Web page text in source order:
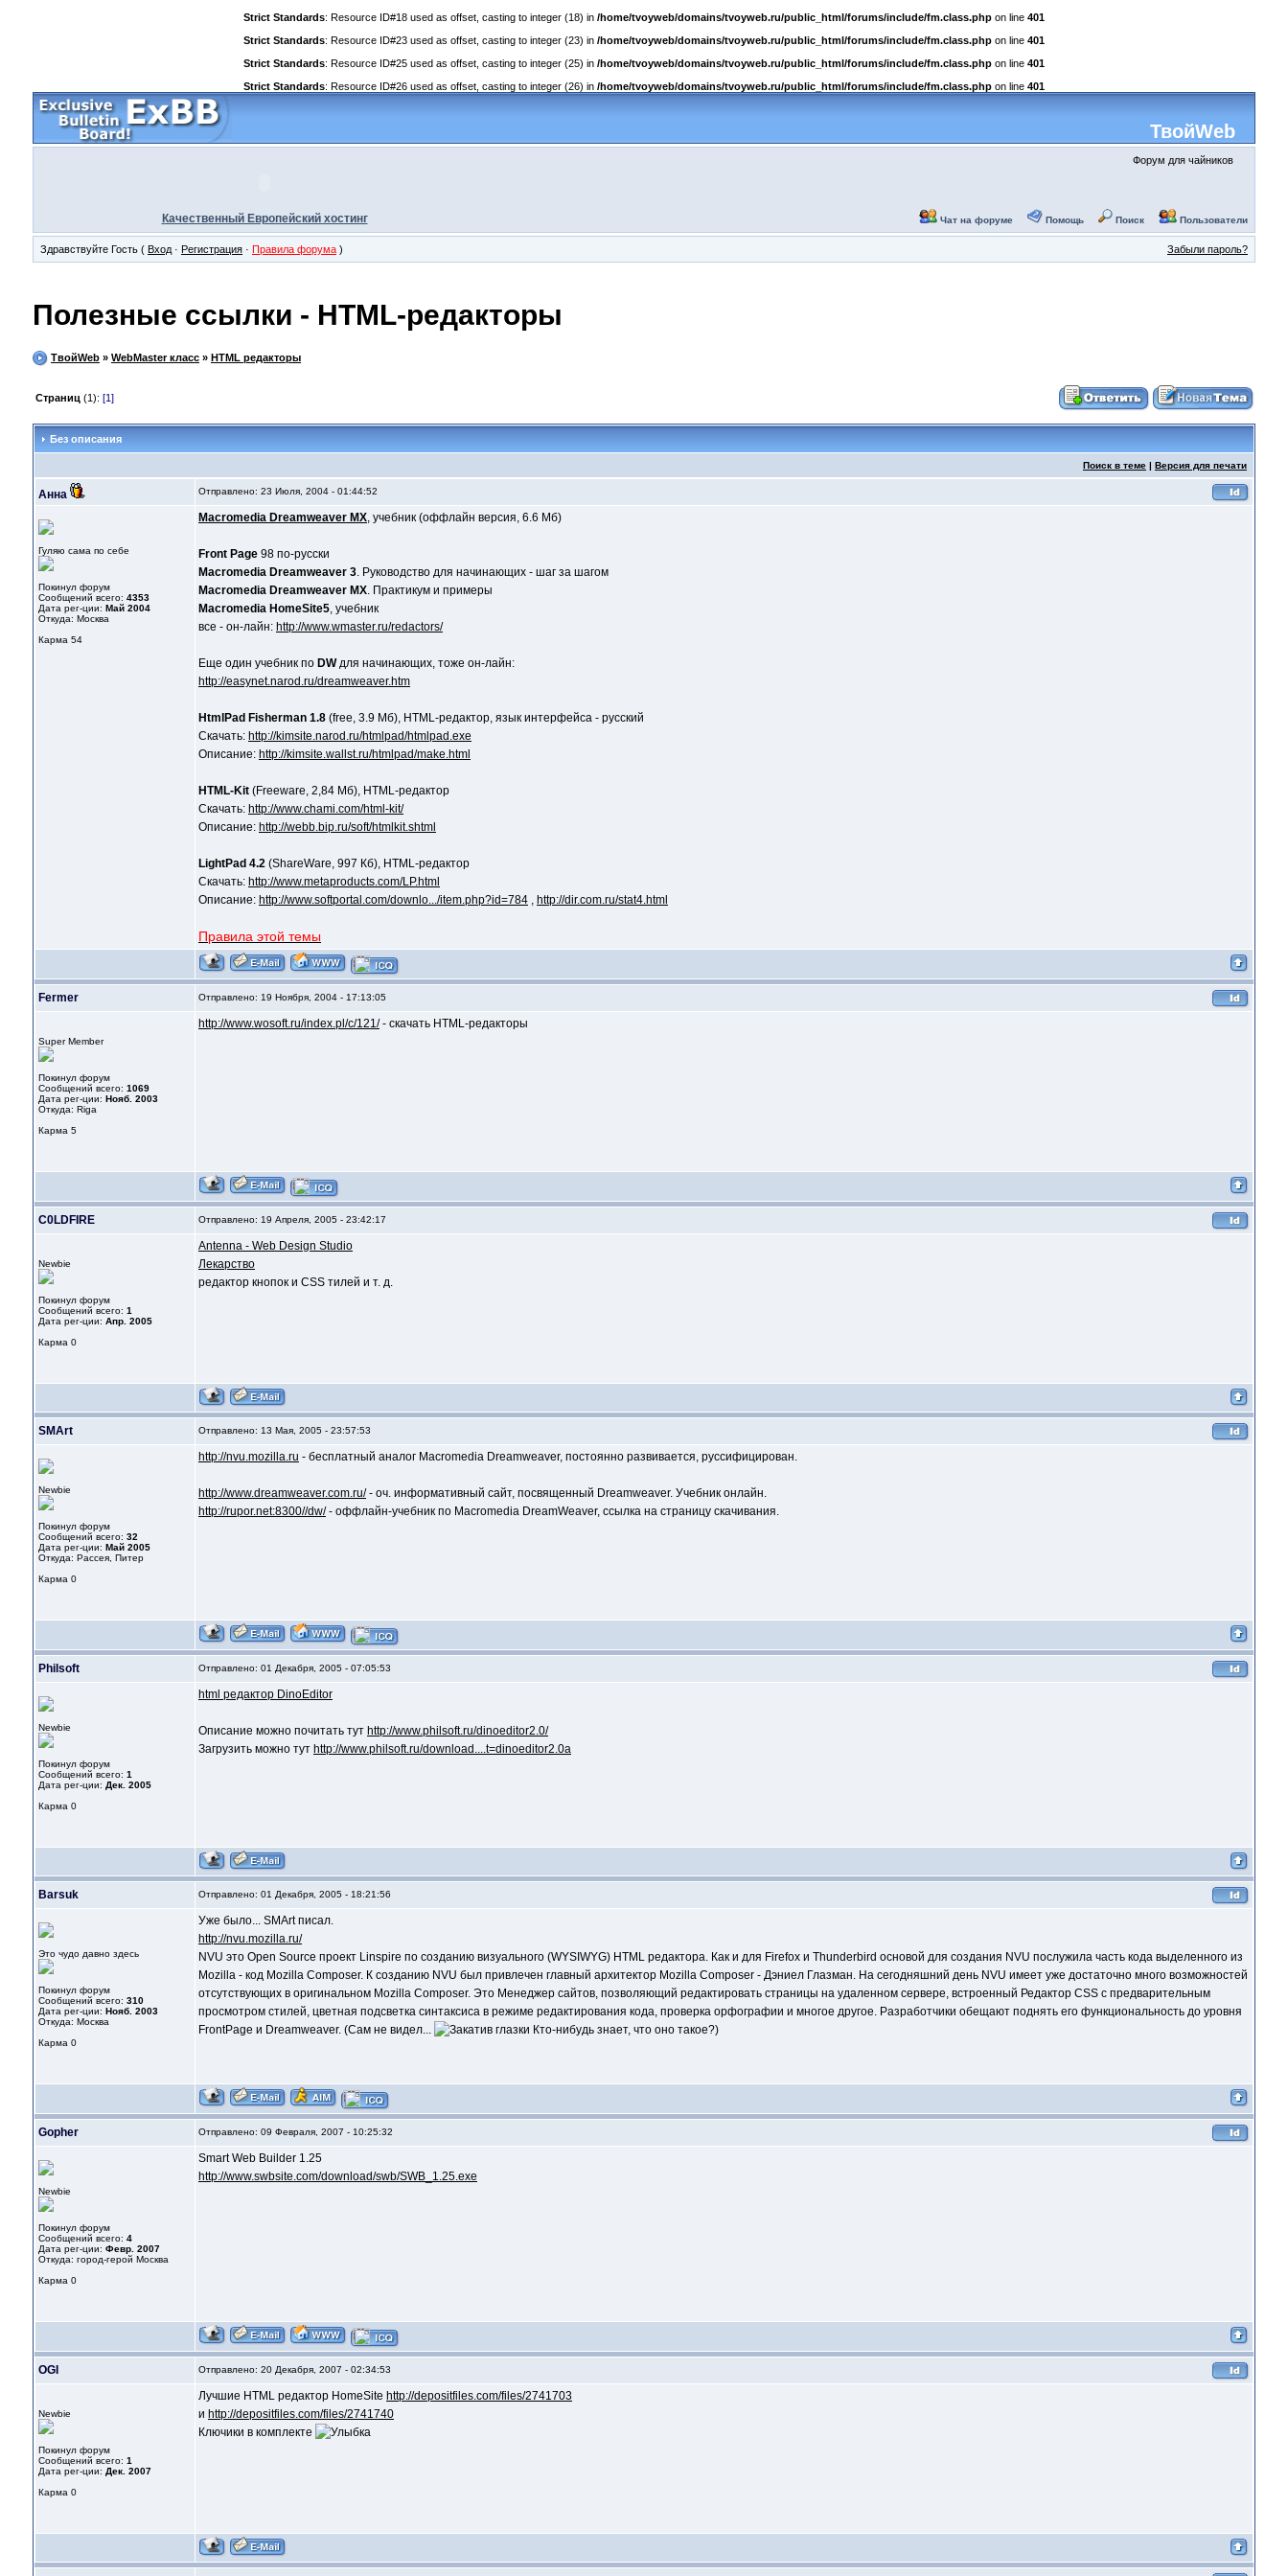
Strict Standards: Resource ID#18 used as offset, casting to integer (18) in /home/tvoyweb/domains/tvoyweb.ru/public_html/forums/include/fm.class.php on line 401
Strict Standards: Resource ID#23 used as offset, casting to integer (23) in /home/tvoyweb/domains/tvoyweb.ru/public_html/forums/include/fm.class.php on line 401
Strict Standards: Resource ID#25 used as offset, casting to integer (25) in /home/tvoyweb/domains/tvoyweb.ru/public_html/forums/include/fm.class.php on line 401
Strict Standards: Resource ID#26 used as offset, casting to integer (26) in /home/tvoyweb/domains/tvoyweb.ru/public_html/forums/include/fm.class.php on line 401
ТвойWeb
Качественный Европейский хостинг
Форум для чайников
Чат на форуме Помощь Поиск Пользователи
Здравствуйте Гость ( Вход · Регистрация · Правила форума ) Забыли пароль?
Полезные ссылки - HTML-редакторы
ТвойWeb » WebMaster класс » HTML редакторы
Страниц (1): [1]
Без описания
Поиск в теме | Версия для печати
Анна Отправлено: 23 Июля, 2004 - 01:44:52
Гуляю сама по себе
Покинул форум
Сообщений всего: 4353
Дата рег-ции: Май 2004
Откуда: Москва
Карма 54
Macromedia Dreamweaver MX, учебник (оффлайн версия, 6.6 Мб)
Front Page 98 по-русски
Macromedia Dreamweaver 3. Руководство для начинающих - шаг за шагом
Macromedia Dreamweaver MX. Практикум и примеры
Macromedia HomeSite5, учебник
все - он-лайн: http://www.wmaster.ru/redactors/
Еще один учебник по DWдля начинающих, тоже он-лайн:
http://easynet.narod.ru/dreamweaver.htm
HtmlPad Fisherman 1.8 (free, 3.9 Мб), HTML-редактор, язык интерфейса - русский
Скачать: http://kimsite.narod.ru/htmlpad/htmlpad.exe
Описание: http://kimsite.wallst.ru/htmlpad/make.html
HTML-Kit (Freeware, 2,84 Мб), HTML-редактор
Скачать: http://www.chami.com/html-kit/
Описание: http://webb.bip.ru/soft/htmlkit.shtml
LightPad 4.2 (ShareWare, 997 Кб), HTML-редактор
Скачать: http://www.metaproducts.com/LP.html
Описание: http://www.softportal.com/downlo.../item.php?id=784 , http://dir.com.ru/stat4.html
Правила этой темы
Fermer Отправлено: 19 Ноября, 2004 - 17:13:05
Super Member
Покинул форум
Сообщений всего: 1069
Дата рег-ции: Нояб. 2003
Откуда: Riga
Карма 5
http://www.wosoft.ru/index.pl/c/121/- скачать HTML-редакторы
C0LDFIRE Отправлено: 19 Апреля, 2005 - 23:42:17
Newbie
Покинул форум
Сообщений всего: 1
Дата рег-ции: Апр. 2005
Карма 0
Antenna - Web Design Studio
Лекарство
редактор кнопок и CSS тилей и т. д.
SMArt Отправлено: 13 Мая, 2005 - 23:57:53
Newbie
Покинул форум
Сообщений всего: 32
Дата рег-ции: Май 2005
Откуда: Рассея, Питер
Карма 0
http://nvu.mozilla.ru - бесплатный аналог Macromedia Dreamweaver, постоянно развивается, руссифицирован.
http://www.dreamweaver.com.ru/- оч. информативный сайт, посвященный Dreamweaver. Учебник онлайн.
http://rupor.net:8300//dw/- оффлайн-учебник по Macromedia DreamWeaver, ссылка на страницу скачивания.
Philsoft Отправлено: 01 Декабря, 2005 - 07:05:53
Newbie
Покинул форум
Сообщений всего: 1
Дата рег-ции: Дек. 2005
Карма 0
html редактор DinoEditor
Описание можно почитать тут http://www.philsoft.ru/dinoeditor2.0/
Загрузить можно тут http://www.philsoft.ru/download....t=dinoeditor2.0a
Barsuk Отправлено: 01 Декабря, 2005 - 18:21:56
Это чудо давно здесь
Покинул форум
Сообщений всего: 310
Дата рег-ции: Нояб. 2003
Откуда: Москва
Карма 0
Уже было... SMArt писал.
http://nvu.mozilla.ru/
NVU это Open Source проект Linspire по созданию визуального (WYSIWYG) HTML редактора. Как и для Firefox и Thunderbird основой для создания NVU послужила часть кода выделенного из
Mozilla - код Mozilla Composer. К созданию NVU был привлечен главный архитектор Mozilla Composer - Дэниел Глазман. На сегодняшний день NVU имеет уже достаточно много возможностей
отсутствующих в оригинальном Mozilla Composer. Это Менеджер сайтов, позволяющий редактировать страницы на удаленном сервере, встроенный Редактор CSS c предварительным
просмотром стилей, цветная подсветка синтаксиса в режиме редактирования кода, проверка орфографии и многое другое. Разработчики обещают поднять его функциональность до уровня
FrontPage и Dreamweaver. (Сам не видел...
Кто-нибудь знает, что оно такое?)
Gopher Отправлено: 09 Февраля, 2007 - 10:25:32
Newbie
Покинул форум
Сообщений всего: 4
Дата рег-ции: Февр. 2007
Откуда: город-герой Москва
Карма 0
Smart Web Builder 1.25
http://www.swbsite.com/download/swb/SWB_1.25.exe
OGI Отправлено: 20 Декабря, 2007 - 02:34:53
Newbie
Покинул форум
Сообщений всего: 1
Дата рег-ции: Дек. 2007
Карма 0
Лучшие HTML редактор HomeSite http://depositfiles.com/files/2741703
и http://depositfiles.com/files/2741740
Ключики в комплекте